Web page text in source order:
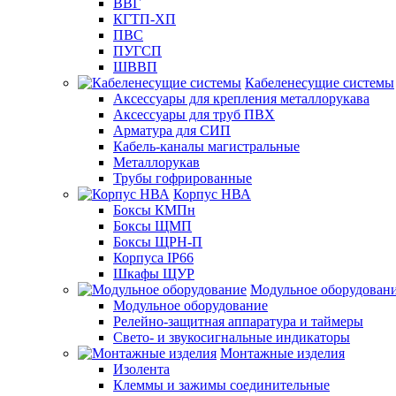
КГТП-ХП
ПВС
ПУГСП
ШВВП
Кабеленесущие системы
Аксессуары для крепления металлорукава
Аксессуары для труб ПВХ
Арматура для СИП
Кабель-каналы магистральные
Металлорукав
Трубы гофрированные
Корпус НВА
Боксы КМПн
Боксы ЩМП
Боксы ЩРН-П
Корпуса IP66
Шкафы ЩУР
Модульное
Модульное оборудование
Релейно-защитная аппаратура и таймеры
Свето- и звукосигнальные индикаторы
Монтажные изделия
Изолента
Клеммы и зажимы соединительные